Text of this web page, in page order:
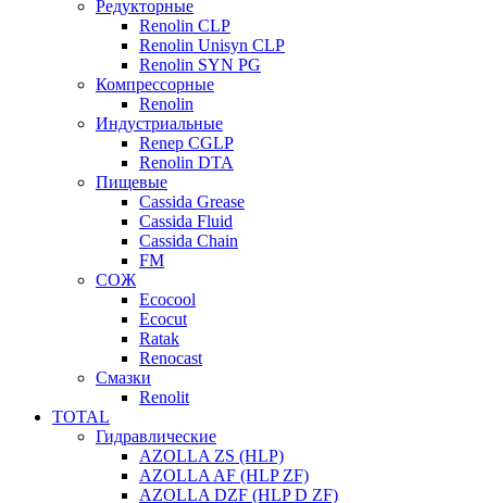
Редукторные
Renolin CLP
Renolin Unisyn CLP
Renolin SYN PG
Компрессорные
Renolin
Индустриальные
Renep CGLP
Renolin DTA
Пищевые
Cassida Grease
Cassida Fluid
Cassida Chain
FM
СОЖ
Ecocool
Ecocut
Ratak
Renocast
Смазки
Renolit
TOTAL
Гидравлические
AZOLLA ZS (HLP)
AZOLLA AF (HLP ZF)
AZOLLA DZF (HLP D ZF)